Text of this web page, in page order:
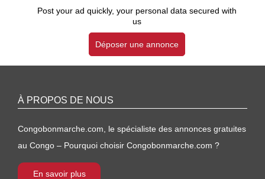
Post your ad quickly, your personal data secured with
us
Déposer une annonce
À PROPOS DE NOUS
Congobonmarche.com, le spécialiste des annonces gratuites
au Congo – Pourquoi choisir Congobonmarche.com ?
En savoir plus